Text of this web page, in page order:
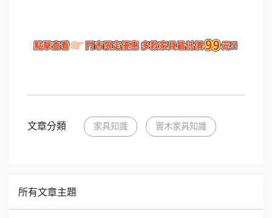
文章分類 家具知識 實木家具知識
所有文章主題